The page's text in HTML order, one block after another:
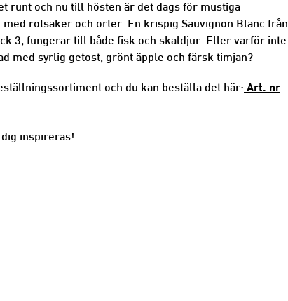
runt och nu till hösten är det dags för mustiga
rotsaker och örter. En krispig Sauvignon Blanc från
3, fungerar till både fisk och skaldjur. Eller varför inte
med syrlig getost, grönt äpple och färsk timjan?
och du kan beställa det här: Art. nr
dig inspireras!